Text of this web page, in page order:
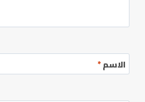
الاسم*